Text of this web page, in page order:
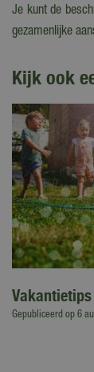
Je kunt de
gezamenlijke
Kijk ook
Gepubliceerd op 6